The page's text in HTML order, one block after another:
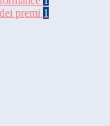
premi 1